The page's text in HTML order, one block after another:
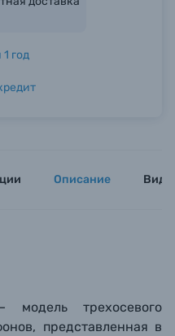
товары)
год
Описание
трехосевого
представленная в